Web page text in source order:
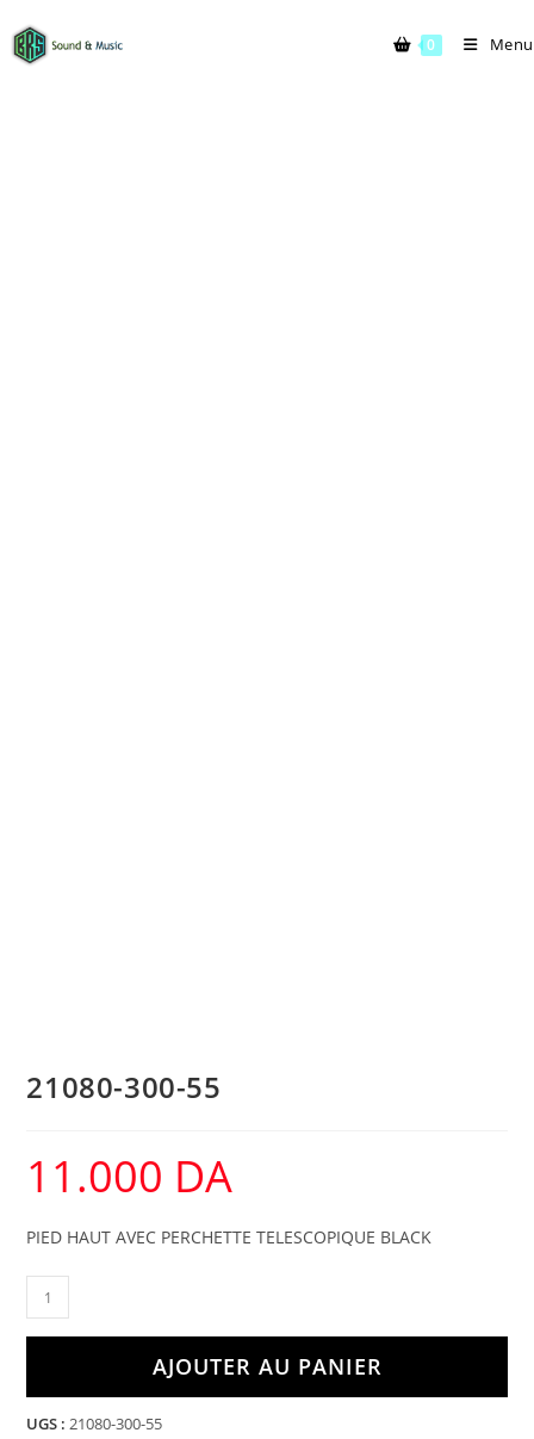
0 Menu
21080-300-55
11.000 DA
PIED HAUT AVEC PERCHETTE TELESCOPIQUE BLACK
AJOUTER AU PANIER
UGS :21080-300-55